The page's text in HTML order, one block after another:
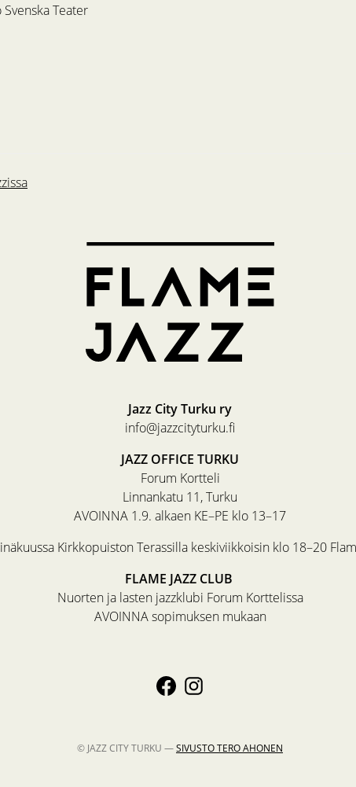
Svenska Teater
Jazz City Turku ry
info@jazzcityturku.fi
JAZZ OFFICE TURKU
Forum Kortteli
Linnankatu 11, Turku
AVOINNA 1.9. alkaen KE–PE klo 13–17
Kirkkopuiston Terassilla keskiviikkoisin klo 18–20
FLAME JAZZ CLUB
Nuorten ja lasten jazzklubi Forum Korttelissa
AVOINNA sopimuksen mukaan
© JAZZ CITY TURKU —SIVUSTOTERO AHONEN